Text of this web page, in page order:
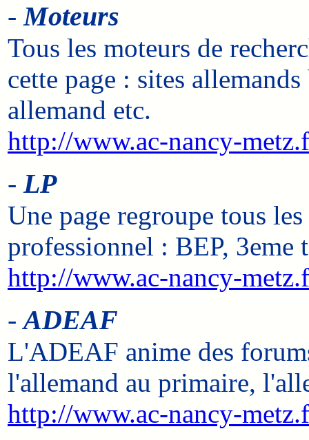
- Moteurs
Tous les moteurs de
cette page : sites
allemand etc.
http://www.ac-nancy-
- LP
Une page regroupe tous
professionnel : BEP, 3eme
http://www.ac-nancy-
- ADEAF
L'ADEAF anime des
l'allemand au primaire,
http://www.ac-nancy-